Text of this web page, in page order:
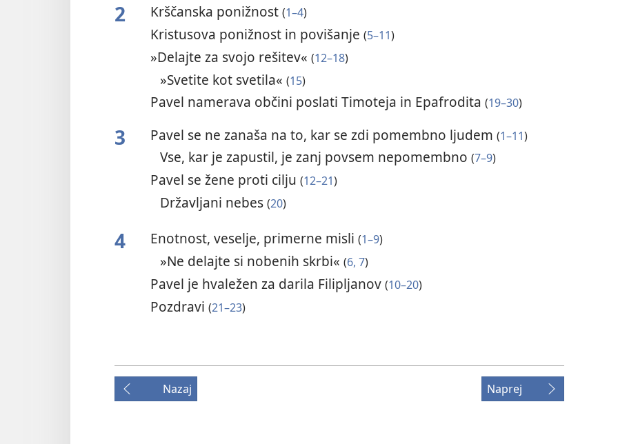
2 Krščanska ponižnost (1–4)
Kristusova ponižnost in povišanje (5–11)
»Delajte za svojo rešitev« (12–18)
»Svetite kot svetila«(15)
Pavel namerava občini poslati Timoteja in Epafrodita (19–30)
3 Pavel se ne zanaša na to, kar se zdi pomembno ljudem (1–11)
Vse, kar je zapustil, je zanj povsem nepomembno(7–9)
Pavel se žene proti cilju (12–21)
Državljani nebes(20)
4 Enotnost, veselje, primerne misli (1–9)
»Ne delajte si nobenih skrbi«(6, 7)
Pavel je hvaležen za darila Filipljanov (10–20)
Pozdravi (21–23)
Nazaj Naprej